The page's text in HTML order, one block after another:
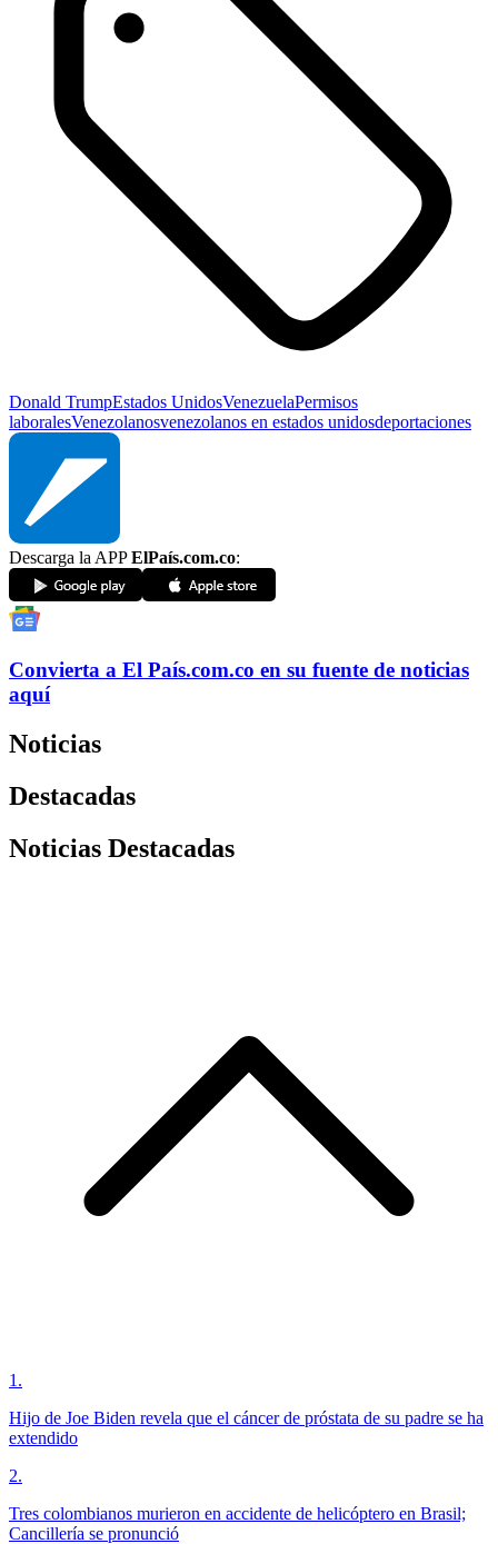
Donald TrumpEstados UnidosVenezuelaPermisos
laboralesVenezolanosvenezolanos en estados unidosdeportaciones
Descarga la APPElPaís.com.co:
Convierta a El País.com.co en su fuente de noticias
aquí
Noticias
Destacadas
Noticias Destacadas
1 .
Hijo de Joe Biden revela que el cáncer de próstata de su padre se ha
extendido
2.
Tres colombianos murieron en accidente de helicóptero en Brasil;
Cancillería se pronunció